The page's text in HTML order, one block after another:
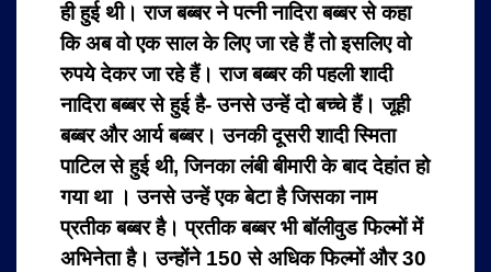
ही हुई थी। राज बब्बर ने पत्नी नादिरा बब्बर से कहा
कि अब वो एक साल के लिए जा रहे हैं तो इसलिए वो
रुपये देकर जा रहे हैं। राज बब्बर की पहली शादी
नादिरा बब्बर से हुई है- उनसे उन्हें दो बच्चे हैं। जूही
बब्बर और आर्य बब्बर। उनकी दूसरी शादी स्मिता
पाटिल से हुई थी, जिनका लंबी बीमारी के बाद देहांत हो
गया था । उनसे उन्हें एक बेटा है जिसका नाम
प्रतीक बब्बर है। प्रतीक बब्बर भी बॉलीवुड फिल्मों में
अभिनेता है। उन्होंने 150 से अधिक फिल्मों और 30